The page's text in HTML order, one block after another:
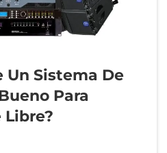
Un Sistema De
Para
Libre?